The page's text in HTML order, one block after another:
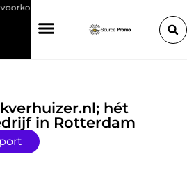
je brand en stilstand
hét
in Rotterdam